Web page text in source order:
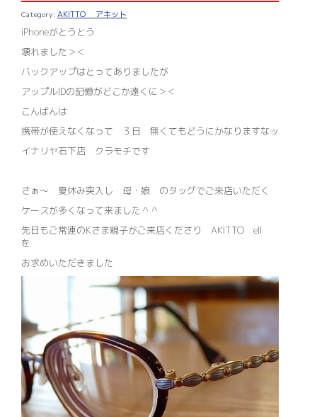
AKITTO アキット
iPhoneがとうとう
壊れました＞＜
バックアップはとってありましたが
アップルIDの記憶がどこか遠くに＞＜
こんばんは
携帯が使えなくなって ３日 無くてもどうにかなりますなッ
イナリヤ石下店 クラモチです
さぁ～ 夏休み突入し 母・娘 のタッグでご来店いただく
ケースが多くなって来ました＾＾
先日もご常連のKさま親子がご来店くださり AKITTO ell
を
お求めいただきました